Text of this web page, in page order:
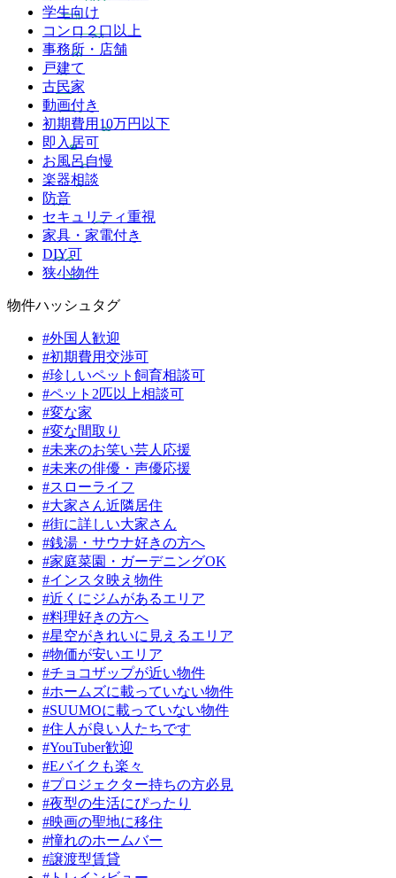
学生向け
コンロ２口以上
事務所・店舗
戸建て
古民家
動画付き
初期費用10万円以下
即入居可
お風呂自慢
楽器相談
防音
セキュリティ重視
家具・家電付き
DIY可
狭小物件
物件ハッシュタグ
#外国人歓迎
#初期費用交渉可
#珍しいペット飼育相談可
#ペット2匹以上相談可
#変な家
#変な間取り
#未来のお笑い芸人応援
#未来の俳優・声優応援
#スローライフ
#大家さん近隣居住
#街に詳しい大家さん
#銭湯・サウナ好きの方へ
#家庭菜園・ガーデニングOK
#インスタ映え物件
#近くにジムがあるエリア
#料理好きの方へ
#星空がきれいに見えるエリア
#物価が安いエリア
#チョコザップが近い物件
#ホームズに載っていない物件
#SUUMOに載っていない物件
#住人が良い人たちです
#YouTuber歓迎
#Eバイクも楽々
#プロジェクター持ちの方必見
#夜型の生活にぴったり
#映画の聖地に移住
#憧れのホームバー
#譲渡型賃貸